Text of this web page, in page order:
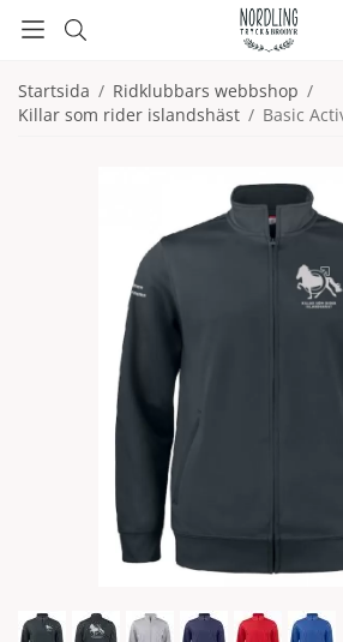
Startsida / Ridklubbars webbshop /
Killar som rider islandshäst / Basic